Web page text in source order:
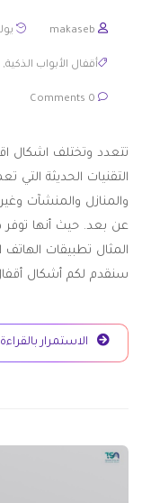
makaseb يوليو
أقفال الأبواب الذكية,
تتعدد وتختلف اشكال
التقنيات الحديثة التي
والمنازل والمنشآت
عن بعد. حيث أنها
المثال تطبيقات
سنقدم لكم أشكال
الاستمرار بالقراءة